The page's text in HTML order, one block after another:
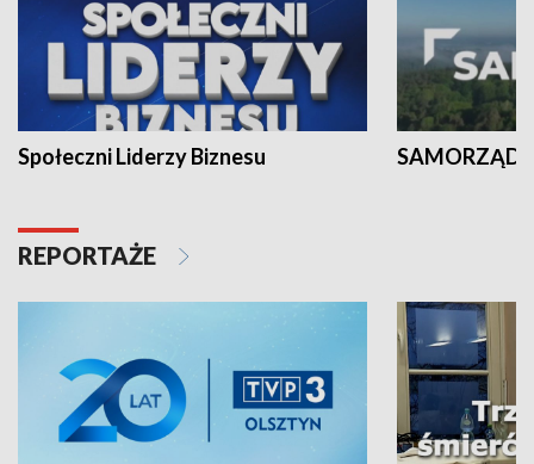
Społeczni Liderzy Biznesu SAMORZĄD
REPORTAŻE